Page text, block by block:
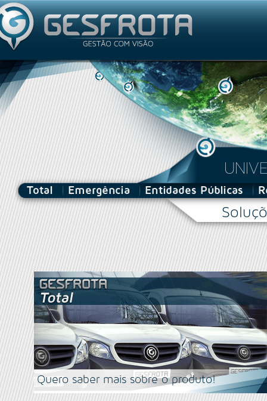
Total Emergência Entidades Públicas
Quero saber mais sobre o produto!